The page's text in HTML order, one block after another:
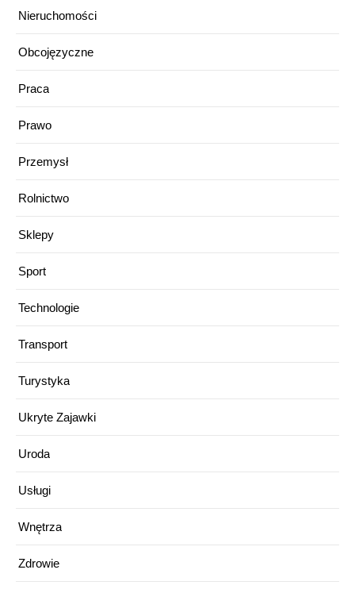
Nieruchomości
Obcojęzyczne
Praca
Prawo
Przemysł
Rolnictwo
Sklepy
Sport
Technologie
Transport
Turystyka
Ukryte Zajawki
Uroda
Usługi
Wnętrza
Zdrowie